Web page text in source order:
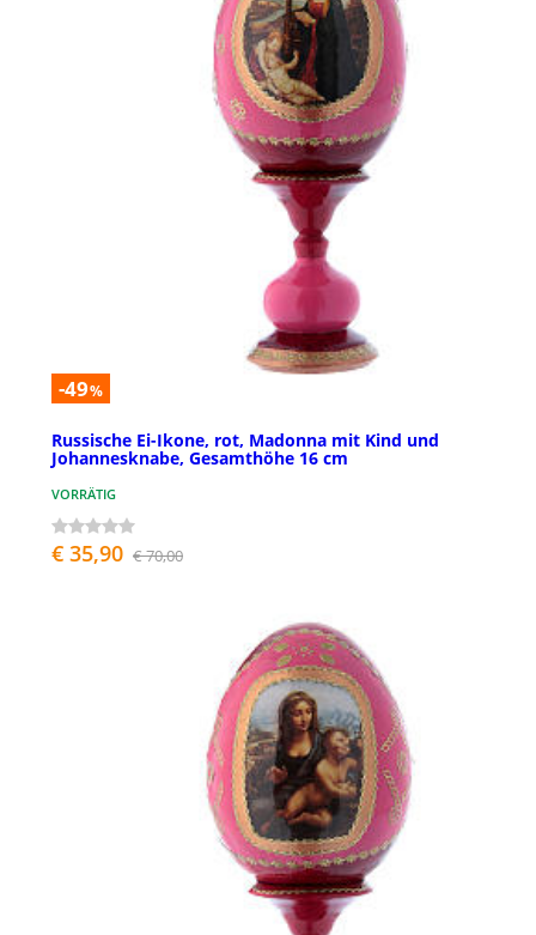
-49%
Russische Ei-Ikone, rot, Madonna mit Kind und
Johannesknabe, Gesamthöhe 16 cm
VORRÄTIG
€ 35,90 € 70,00